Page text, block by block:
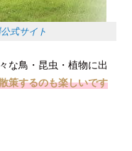
式サイト
な鳥・昆虫・植物に出
策するのも楽しいです